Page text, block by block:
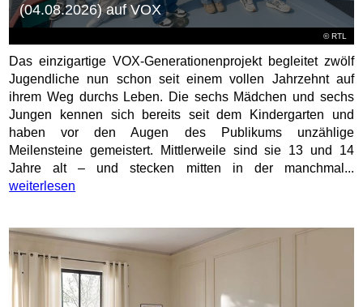
©RTL
(04.08.2026) auf VOX
Das einzigartige VOX-Generationenprojekt begleitet zwölf
Jugendliche nun schon seit einem vollen Jahrzehnt auf
ihrem Weg durchs Leben. Die sechs Mädchen und sechs
Jungen kennen sich bereits seit dem Kindergarten und
haben vor den Augen des Publikums unzählige
Meilensteine gemeistert. Mittlerweile sind sie 13 und 14
Jahre alt – und stecken mitten in der manchmal...
weiterlesen